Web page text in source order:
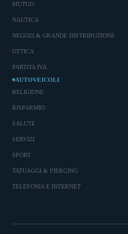
MUTUO
NAUTICA
NEGOZI & GRANDE DISTRIBUZIONE
OTTICA
PARTITA IVA
AUTOVEICOLI
RELIGIONE
RISPARMIO
SALUTE
SERVIZI
SPORT
TATUAGGI & PIERCING
TELEFONIA E INTERNET